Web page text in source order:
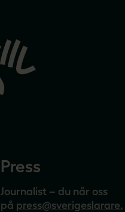
Press
Journalist – du når oss
på press@sverigeslarare.